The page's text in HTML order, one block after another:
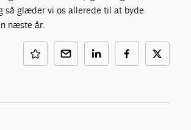
så glæder vi os allerede til at byde
næste år.